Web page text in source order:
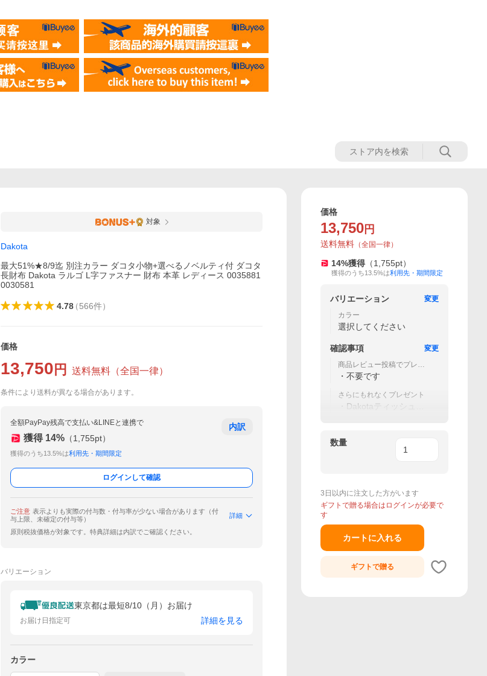
対象
Dakota
最大51%★8/9迄 別注カラー ダコタ小物+選べるノベルティ付 ダコタ
長財布 Dakota ラルゴ L字ファスナー 財布 本革 レディース 0035881
0030581
4.78（566件）
価格
13,750 円 送料無料 （全国一律）
条件により送料が異なる場合があります。
全額PayPay残高で支払い&LINEと連携で
獲得 14% （1,755pt）
獲得のうち13.5%は利用先・期間限定
内訳
ログインして確認
ご注意 表示よりも実際の付与数・付与率が少ない場合があります（付
与上限、未確定の付与等）
詳細
原則税抜価格が対象です。特典詳細は内訳でご確認ください。
バリエーション
東京都は最短8/10（月）お届け
お届け日指定可 詳細を見る
カラー
価格
13,750 円
送料無料 （全国一律）
14%獲得 （1,755pt）
獲得のうち13.5%は利用先・期間限定
バリエーション
変更
カラー
選択してください
確認事項
変更
商品レビュー投稿でプレゼ
ント
・不要です
さらにもれなくプレゼント
・Dakotaティッシュケ
数量
3日以内に注文した方がいます
ギフトで贈る場合はログインが必要で
す
カートに入れる
ギフトで贈る